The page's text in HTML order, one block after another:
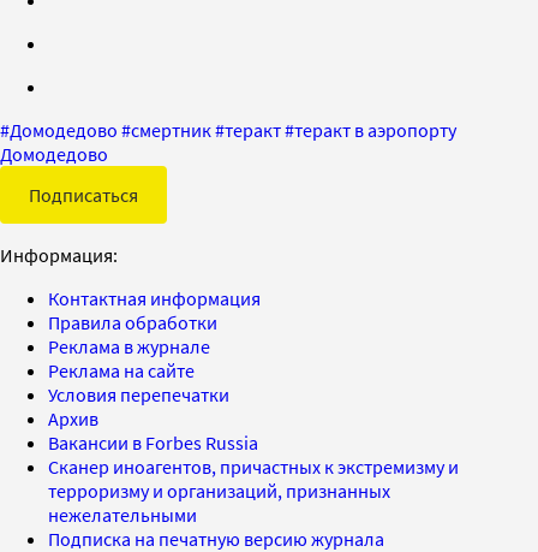
#Домодедово #смертник#теракт#теракт в аэропорту
Домодедово
Подписаться
Информация:
Контактная информация
Правила обработки
Реклама в журнале
Реклама на сайте
Условия перепечатки
Архив
Вакансии в Forbes Russia
Сканер иноагентов, причастных к экстремизму и
терроризму и организаций, признанных
нежелательными
Подписка на печатную версию журнала